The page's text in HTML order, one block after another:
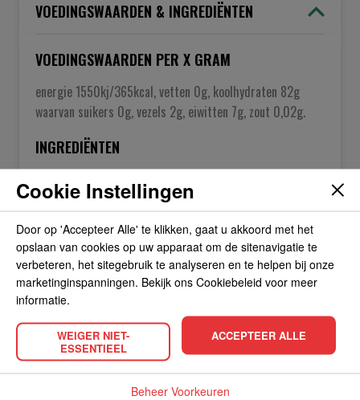
VOEDINGSWAARDEN & INGREDIËNTEN
VOEDINGSWAARDEN PER X GRAM
energie 1550kj/365kcal, vetten 0g, koolhydraten 82g
waarvan suikers 0g, vezels 2g, eiwitten 7g, zout 0,02g.
INGREDIËNTEN
rijst (92%) water (8%)
OVER DE FABRIKANT
ALLERGIEËN
OVERIGE INFORMATIE
Cookie Instellingen
Door op 'Accepteer Alle' te klikken, gaat u akkoord met het
opslaan van cookies op uw apparaat om de sitenavigatie te
verbeteren, het sitegebruik te analyseren en te helpen bij onze
marketinginspanningen. Bekijk ons Cookiebeleid voor meer
informatie.
WEIGER NIET-
ESSENTIEEL
ACCEPTEER ALLE
Beheer Voorkeuren